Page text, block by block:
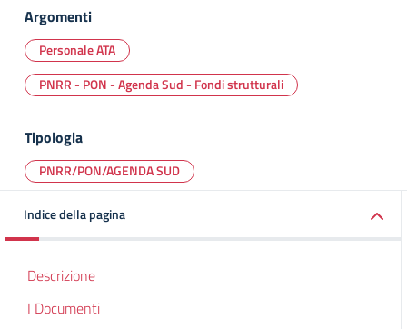
Argomenti
Personale ATA
PNRR - PON - Agenda Sud - Fondi strutturali
Tipologia
PNRR/PON/AGENDA SUD
Indice della pagina
Descrizione
I Documenti